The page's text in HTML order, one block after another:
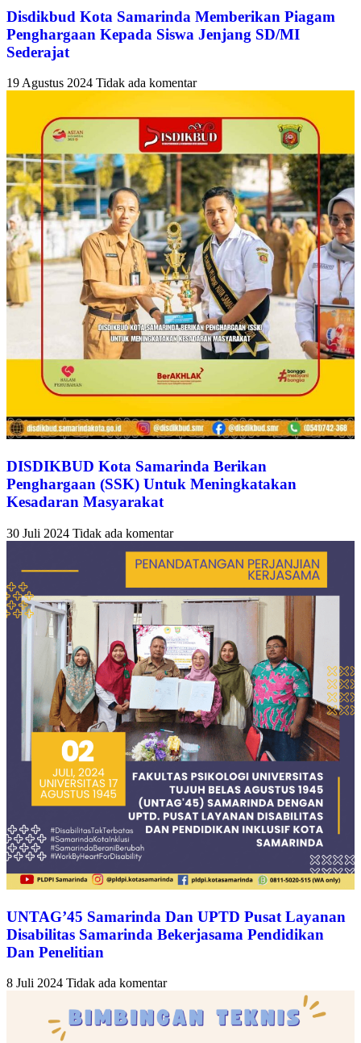
Disdikbud Kota Samarinda Memberikan Piagam
Penghargaan Kepada Siswa Jenjang SD/MI
Sederajat
19 Agustus 2024 Tidak ada komentar
DISDIKBUD Kota Samarinda Berikan
Penghargaan (SSK) Untuk Meningkatakan
Kesadaran Masyarakat
30 Juli 2024 Tidak ada komentar
UNTAG’45 Samarinda Dan UPTD Pusat Layanan
Disabilitas Samarinda Bekerjasama Pendidikan
Dan Penelitian
8 Juli 2024 Tidak ada komentar